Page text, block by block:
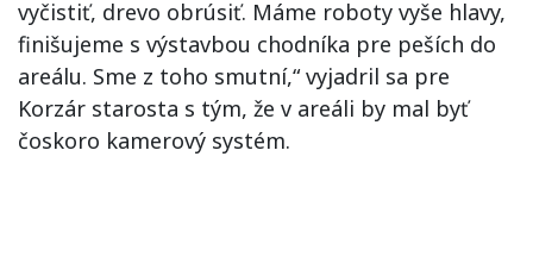
vyčistiť, drevo obrúsiť. Máme roboty vyše hlavy,
finišujeme s výstavbou chodníka pre peších do
areálu. Sme z toho smutní,“ vyjadril sa pre
Korzár starosta s tým, že v areáli by mal byť
čoskoro kamerový systém.